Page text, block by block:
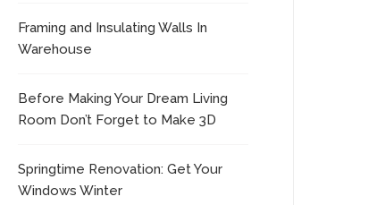
Framing and Insulating Walls In
Warehouse
Before Making Your Dream Living
Room Don’t Forget to Make 3D
Springtime Renovation: Get Your
Windows Winter